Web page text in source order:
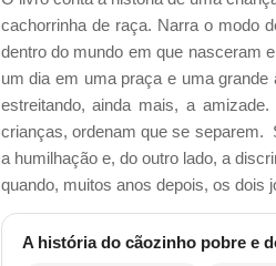
cachorrinha de raça. Narra o modo
dentro do mundo em que nasceram
um dia em uma praça e uma
estreitando, ainda mais, a
crianças, ordenam que se separem.
a humilhação e, do outro lado, a
quando, muitos anos depois, os dois
A história do cãozinho pobre e